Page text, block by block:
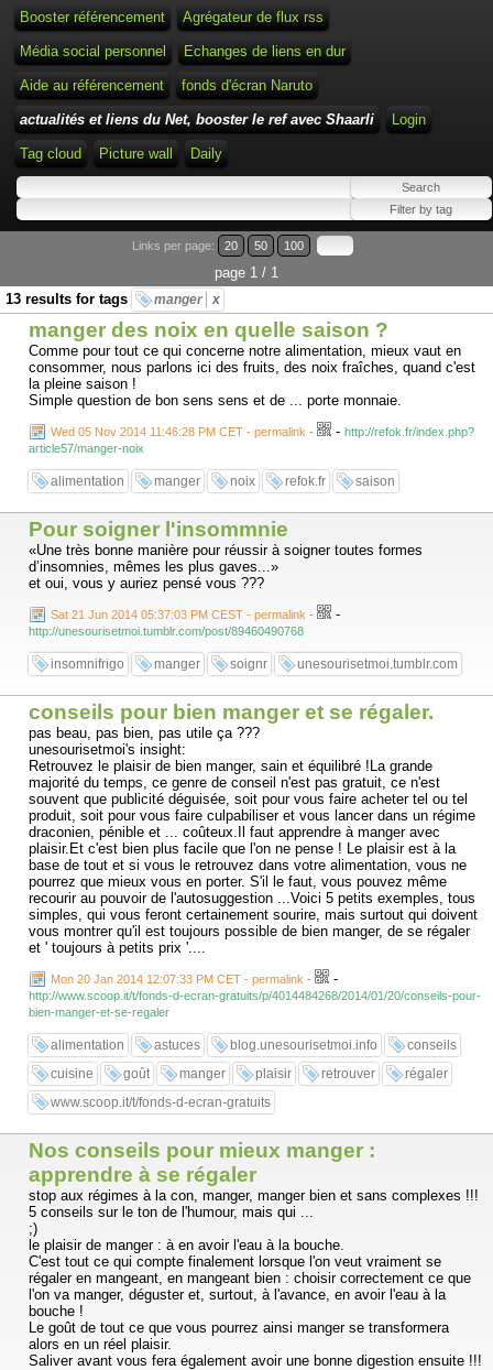
Booster référencement Agrégateur de flux rss
Média social personnel Echanges de liens en dur
Aide au référencement fonds d'écran Naruto
actualités et liens du Net, booster le ref avec Shaarli Login
Tag cloud Picture wall Daily
Links per page: 20 50 100
page 1 / 1
13 results for tags
manger x
manger des noix en quelle saison ?
Comme pour tout ce qui concerne notre alimentation, mieux vaut en
consommer, nous parlons ici des fruits, des noix fraîches, quand c'est
la pleine saison !
Simple question de bon sens sens et de ... porte monnaie.
Wed 05 Nov 2014 11:46:28 PM CET - permalink - - http://refok.fr/index.php?
article57/manger-noix
alimentation manger noix refok.fr saison
Pour soigner l'insommnie
«Une très bonne manière pour réussir à soigner toutes formes
d’insomnies, mêmes les plus gaves...»
et oui, vous y auriez pensé vous ???
Sat 21 Jun 2014 05:37:03 PM CEST - permalink - -
http://unesourisetmoi.tumblr.com/post/89460490768
insomnifrigo manger soignr unesourisetmoi.tumblr.com
conseils pour bien manger et se régaler.
pas beau, pas bien, pas utile ça ???
unesourisetmoi's insight:
Retrouvez le plaisir de bien manger, sain et équilibré !La grande
majorité du temps, ce genre de conseil n'est pas gratuit, ce n'est
souvent que publicité déguisée, soit pour vous faire acheter tel ou tel
produit, soit pour vous faire culpabiliser et vous lancer dans un régime
draconien, pénible et ... coûteux.Il faut apprendre à manger avec
plaisir.Et c'est bien plus facile que l'on ne pense ! Le plaisir est à la
base de tout et si vous le retrouvez dans votre alimentation, vous ne
pourrez que mieux vous en porter. S'il le faut, vous pouvez même
recourir au pouvoir de l'autosuggestion ...Voici 5 petits exemples, tous
simples, qui vous feront certainement sourire, mais surtout qui doivent
vous montrer qu'il est toujours possible de bien manger, de se régaler
et ' toujours à petits prix '....
Mon 20 Jan 2014 12:07:33 PM CET - permalink - -
http://www.scoop.it/t/fonds-d-ecran-gratuits/p/4014484268/2014/01/20/conseils-pour-
bien-manger-et-se-regaler
alimentation astuces blog.unesourisetmoi.info
conseils
cuisine
goût manger plaisir retrouver
régaler
www.scoop.it/t/fonds-d-ecran-gratuits
Nos conseils pour mieux manger :
apprendre à se régaler
stop aux régimes à la con, manger, manger bien et sans complexes !!!
5 conseils sur le ton de l'humour, mais qui ...
;)
le plaisir de manger : à en avoir l'eau à la bouche.
C'est tout ce qui compte finalement lorsque l'on veut vraiment se
régaler en mangeant, en mangeant bien : choisir correctement ce que
l'on va manger, déguster et, surtout, à l'avance, en avoir l'eau à la
bouche !
Le goût de tout ce que vous pourrez ainsi manger se transformera
alors en un réel plaisir.
Saliver avant vous fera également avoir une bonne digestion ensuite !!!